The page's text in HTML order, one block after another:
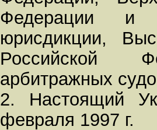
Федерации и
юрисдикции,
Российской
арбитражных
2. Настоящий
февраля 1997 г.